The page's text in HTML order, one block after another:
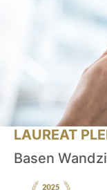
LAUREAT
Basen